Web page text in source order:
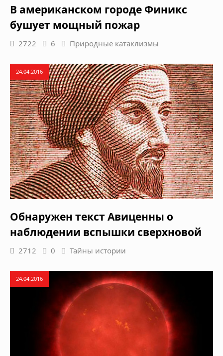
В американском городе Финикс
бушует мощный пожар
2722 6 Природные катаклизмы
24.04.2016
Обнаружен текст Авиценны о
наблюдении вспышки сверхновой
2712 0 Тайны истории
24.04.2016